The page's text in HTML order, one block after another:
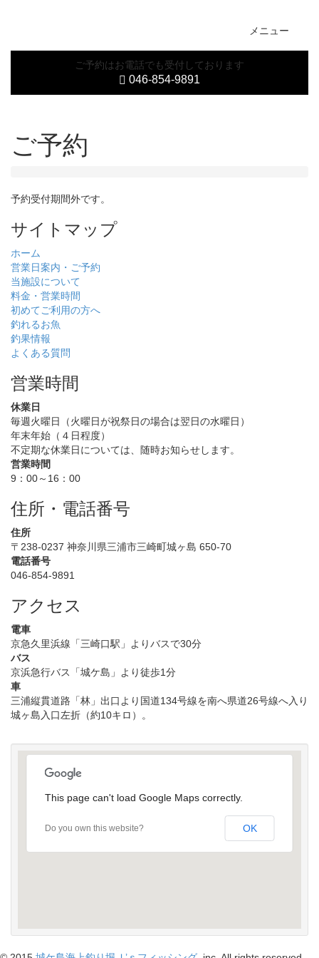
メニュー
ご予約はお電話でも受付しております
046-854-9891
ご予約
予約受付期間外です。
サイトマップ
ホーム
営業日案内・ご予約
当施設について
料金・営業時間
初めてご利用の方へ
釣れるお魚
釣果情報
よくある質問
営業時間
休業日
毎週火曜日（火曜日が祝祭日の場合は翌日の水曜日）
年末年始（４日程度）
不定期な休業日については、随時お知らせします。
営業時間
9：00～16：00
住所・電話番号
住所
〒238-0237 神奈川県三浦市三崎町城ヶ島 650-70
電話番号
046-854-9891
アクセス
電車
京急久里浜線「三崎口駅」よりバスで30分
バス
京浜急行バス「城ケ島」より徒歩1分
車
三浦縦貫道路「林」出口より国道134号線を南へ県道26号線へ入り
城ヶ島入口左折（約10キロ）。
受け付けはこちら
This page can't load Google Maps correctly.
Do you own this website? OK